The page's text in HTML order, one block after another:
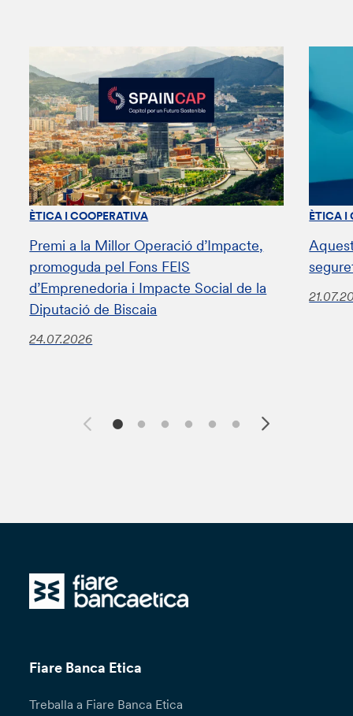
ÈTICA I COOPERATIVA
Premi a la Millor Operació d’Impacte,
promoguda pel Fons FEIS
d’Emprenedoria i Impacte Social de la
Diputació de Biscaia
24.07.2026
ÈTICA I
Fiare Banca Etica
Treballa a Fiare Banca Etica